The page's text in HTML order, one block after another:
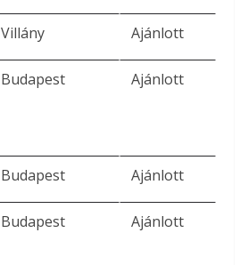
Villány Ajánlott
Budapest Ajánlott
Budapest Ajánlott
Budapest Ajánlott